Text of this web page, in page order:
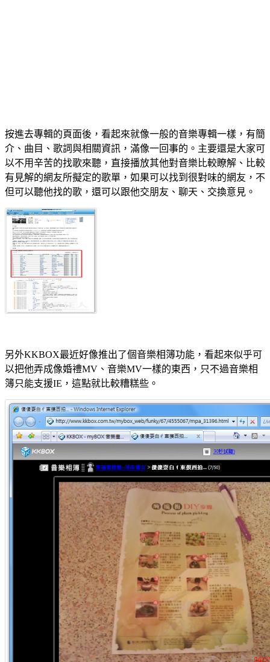
按進去專輯的頁面後，看起來就像一般的音樂專輯一樣，有簡
介、曲目、歌詞與相關資訊，滿像一回事的。主要還是大家可
以不用辛苦的找歌來聽，直接播放其他對音樂比較瞭解、比較
有見解的網友所擬定的歌單，如果可以找到很對味的網友，不
但可以聽他找的歌，還可以跟他交朋友、聊天、交換意見。
另外KKBOX最近好像推出了個音樂相簿功能，看起來似乎可
以把他弄成像婚禮MV、音樂MV一樣的東西，只不過音樂相
簿只能支援IE，這點就比較糟糕些。